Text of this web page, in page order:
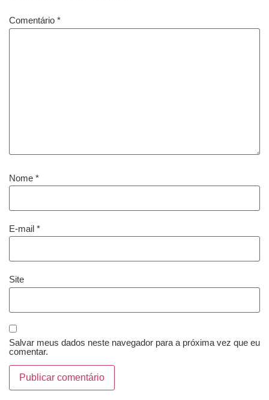
Comentário *
Nome *
E-mail *
Site
Salvar meus dados neste navegador para a próxima vez que eu
comentar.